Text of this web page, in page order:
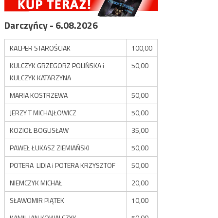
Darczyńcy - 6.08.2026
KACPER STAROŚCIAK
100,00
KULCZYK GRZEGORZ POLIŃSKA i
KULCZYK KATARZYNA
50,00
MARIA KOSTRZEWA
50,00
JERZY T MICHAJŁOWICZ
50,00
KOZIOŁ BOGUSŁAW
35,00
PAWEŁ ŁUKASZ ZIEMIAŃSKI
50,00
POTERA LIDIA i POTERA KRZYSZTOF
50,00
NIEMCZYK MICHAŁ
20,00
SŁAWOMIR PIĄTEK
10,00